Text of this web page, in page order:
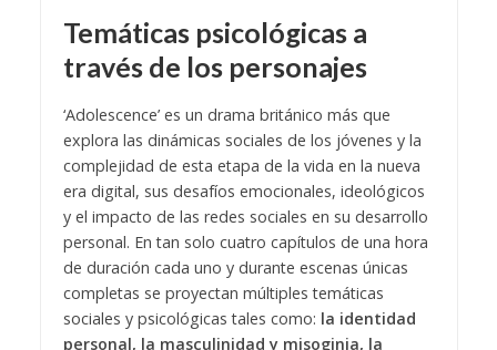
Temáticas psicológicas a
través de los personajes
‘Adolescence’ es un drama británico más que
explora las dinámicas sociales de los jóvenes y la
complejidad de esta etapa de la vida en la nueva
era digital, sus desafíos emocionales, ideológicos
y el impacto de las redes sociales en su desarrollo
personal. En tan solo cuatro capítulos de una hora
de duración cada uno y durante escenas únicas
completas se proyectan múltiples temáticas
sociales y psicológicas tales como: la identidad
personal, la masculinidad y misoginia, la